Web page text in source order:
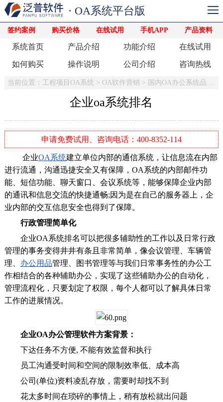
签约案例 购买价格 在线试用 手机APP 产品资料
· OA系统平台版
系统首页 产品介绍 功能介绍 在线试用
如何购买 操作说明 公司介绍 咨询热线
当前位置： 工程项目OA系统 > OA软件营销 > 国内OA办公系统品牌排名
企业oa系统排名
申请免费试用、咨询电话：400-8352-114
企业OA系统建立单位内部的通信系统，让信息流在内部
进行流通，沟通迅捷安全又有保障，OA系统的内部邮件功
能、短信功能、聊天窗口、会议系统等，能够保障企业内部
的通讯和信息交流的快捷通畅;因为是在自己的服务器上，企
业内部的交互信息安全也得到了保障。
行政管理简单化
企业OA系统排名可以把很多辅助性的工作以及日常行政
管理的事务变得井井有条且非常简单，像会议管理、车辆管
理、 办公用品管理、图书管理等与我们日常事务性的办公工
作相结合的各种辅助办公，实现了这些辅助办公的自动化，
管理流程化，只要划定了权限，每个人都可以了解具体日常
工作的进展情况。
企业OA办公管理软件方案背景：
下达任务不方便, 不能有效监督和执行
员工沟通受时间和空间的限制效率低、成本高
公司(单位)资料凌乱存放，需要时却找不到
花太多时间在琐碎的事情上，稍有放松就出问题